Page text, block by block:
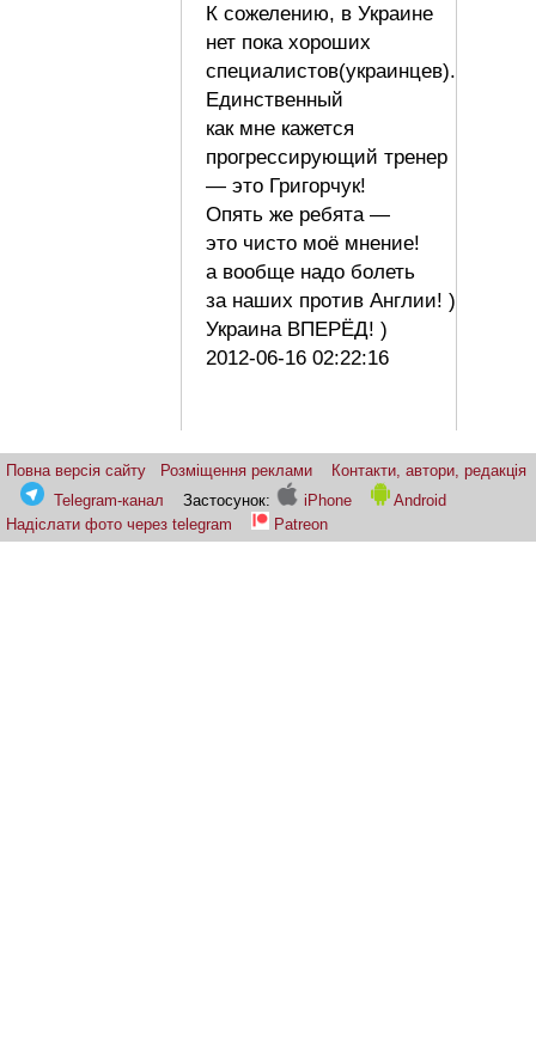
К сожелению, в Украине
нет пока хороших
специалистов(украинцев).
Единственный
как мне кажется
прогрессирующий тренер
— это Григорчук!
Опять же ребята —
это чисто моё мнение!
а вообще надо болеть
за наших против Англии! )
Украина ВПЕРЁД! )
2012-06-16 02:22:16
Повна версія сайту Розміщення реклами
Контакти, автори, редакція
Telegram-канал
Застосунок: iPhone
Android
Надіслати фото через telegram
Patreon